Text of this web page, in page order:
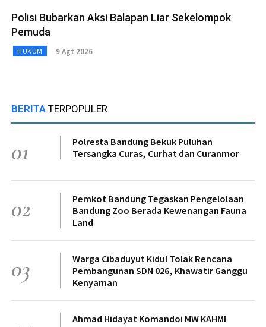
Polisi Bubarkan Aksi Balapan Liar Sekelompok
Pemuda
HUKUM 9 Agt 2026
BERITA TERPOPULER
01
Polresta Bandung Bekuk Puluhan
Tersangka Curas, Curhat dan Curanmor
02
Pemkot Bandung Tegaskan Pengelolaan
Bandung Zoo Berada Kewenangan Fauna
Land
03
Warga Cibaduyut Kidul Tolak Rencana
Pembangunan SDN 026, Khawatir Ganggu
Kenyaman
Ahmad Hidayat Komandoi MW KAHMI